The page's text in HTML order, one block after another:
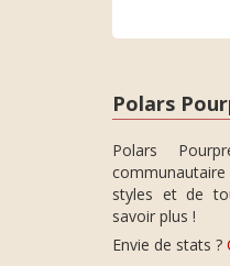
Polars
Polars
styles et de
savoir plus !
Envie de stats ?